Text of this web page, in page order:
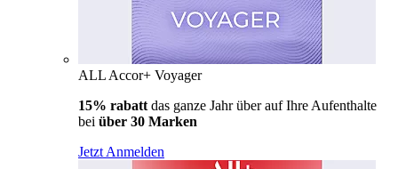
ALL Accor+ Voyager
15% rabatt das ganze Jahr über auf Ihre Aufenthalte
bei über 30 Marken
Jetzt Anmelden